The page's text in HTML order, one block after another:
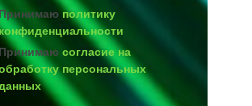
Принимаюполитику
Принимаю согласие на
персональных